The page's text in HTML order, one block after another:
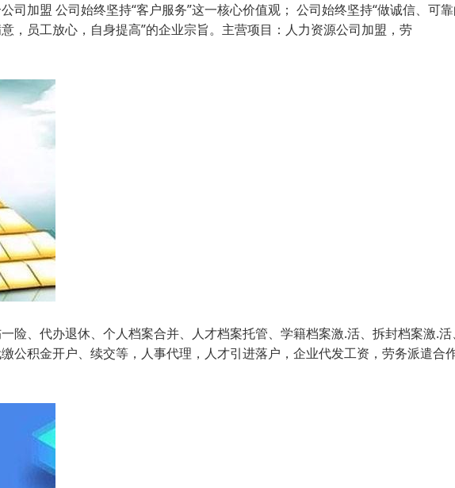
司加盟 公司始终坚持“客户服务”这一核心价值观； 公司始终坚持“做诚信、可
，员工放心，自身提高”的企业宗旨。主营项目：人力资源公司加盟，劳
险、代办退休、个人档案合并、人才档案托管、学籍档案激.活、拆封档案激.
公积金开户、续交等，人事代理，人才引进落户，企业代发工资，劳务派遣合